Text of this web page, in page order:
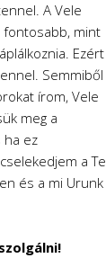
A Vele
fontosabb, mint
Ezért
Semmiből
írom, Vele
meg a
ha ez
a Te
és a mi Urunk